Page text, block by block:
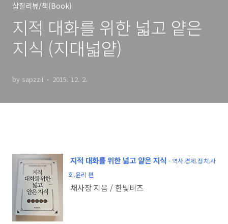
삽질리뷰/책(Book)
지적 대화를 위한 넓고 얕은
지식 (지대넓얕)
by sapzzil 2015. 12. 2.
지적 대화를 위한 넓고 얕은 지식 - 역사.경제.정치.사
회.윤리 편
채사장 지음 / 한빛비즈